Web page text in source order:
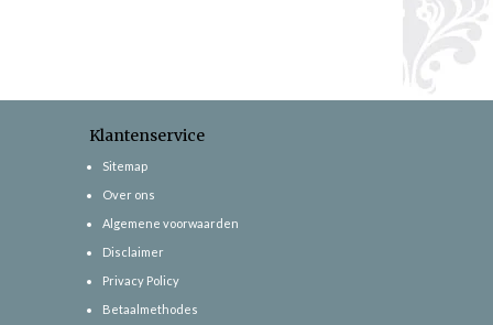
Klantenservice
Sitemap
Over ons
Algemene voorwaarden
Disclaimer
Privacy Policy
Betaalmethodes